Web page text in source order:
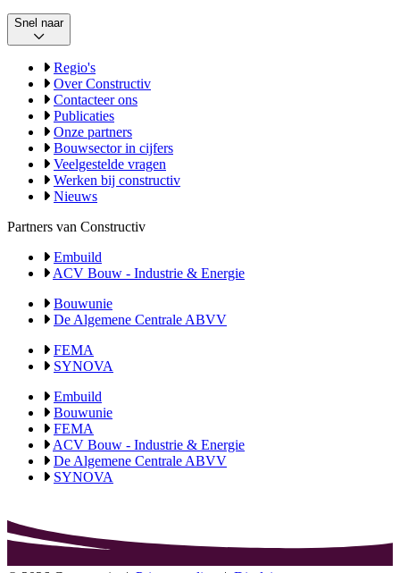
Snel naar
Regio's
Over Constructiv
Contacteer ons
Publicaties
Onze partners
Bouwsector in cijfers
Veelgestelde vragen
Werken bij constructiv
Nieuws
Partners van Constructiv
Embuild
ACV Bouw - Industrie & Energie
Bouwunie
De Algemene Centrale ABVV
FEMA
SYNOVA
Embuild
Bouwunie
FEMA
ACV Bouw - Industrie & Energie
De Algemene Centrale ABVV
SYNOVA